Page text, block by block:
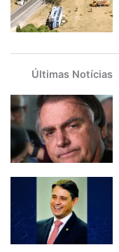
Últimas Notícias